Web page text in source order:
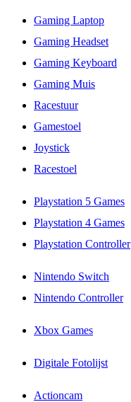
Gaming Laptop
Gaming Headset
Gaming Keyboard
Gaming Muis
Racestuur
Gamestoel
Joystick
Racestoel
Playstation 5 Games
Playstation 4 Games
Playstation Controller
Nintendo Switch
Nintendo Controller
Xbox Games
Digitale Fotolijst
Actioncam